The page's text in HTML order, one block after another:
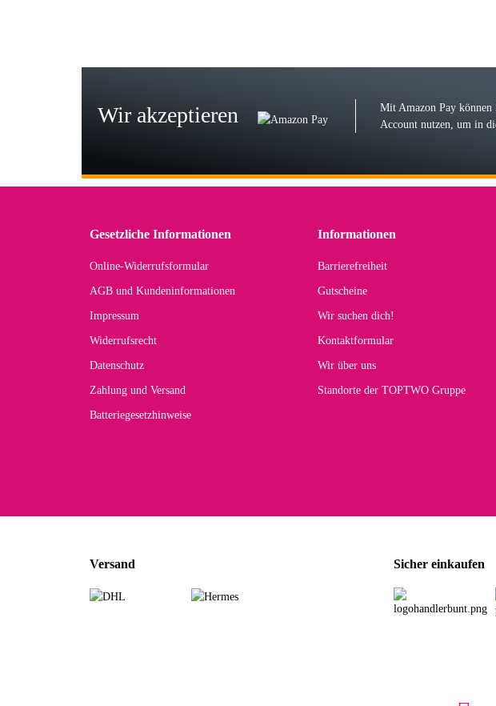
Der Koffer macht einen sehr
Hans E
Wir akzeptieren
Mit Amazon Pay können
Account nutzen, um in
Gesetzliche Informationen
Online-Widerrufsformular
AGB und Kundeninformationen
Impressum
Widerrufsrecht
Datenschutz
Zahlung und Versand
Batteriegesetzhinweise
Informationen
Barrierefreiheit
Gutscheine
Wir suchen dich!
Kontaktformular
Wir über uns
Standorte der TOPTWO Gruppe
Versand Sicher einkaufen